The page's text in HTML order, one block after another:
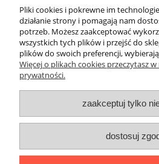
przygotowania profesjonalnej stylizacji.
gwarancja pięknego efektu w
przez długi czas.
Pomoc
Moje konto
Płatności i
Informacje
Pliki cookies i pokrewne im
działanie strony i pomagają nam
potrzeb. Możesz zaakceptować
wszystkich tych plików i przejść do
plików do swoich preferencji,
Więcej o plikach cookies przeczytasz
prywatności.
zaakceptuj tylko
dostosuj